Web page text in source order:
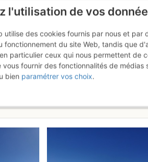
- Sommet
l'utilisation de vos
utilise des cookies fournis par nous et par
fonctionnement du site Web, tandis que
particulier ceux qui nous permettent de
vous fournir des fonctionnalités de
bien paramétrer vos choix.